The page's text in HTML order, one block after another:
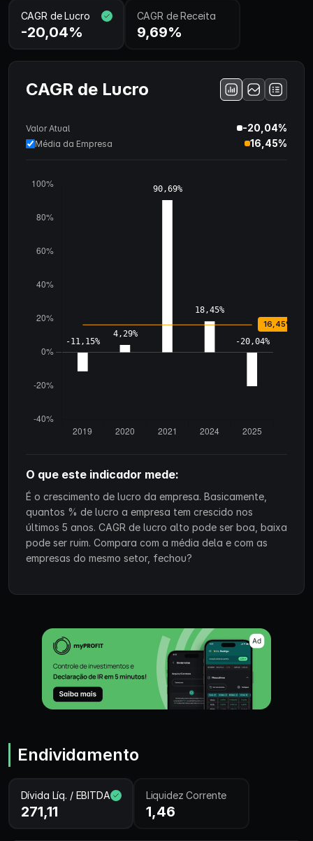
CAGR de Lucro
-20,04%
CAGR de Receita
9,69%
CAGR de Lucro
Valor Atual -20,04%
Média da Empresa 16,45%
O que este indicador mede:
É o crescimento de lucro da empresa. Basicamente,
quantos % de lucro a empresa tem crescido nos
últimos 5 anos. CAGR de lucro alto pode ser boa, baixa
pode ser ruim. Compara com a média dela e com as
empresas do mesmo setor, fechou?
Endividamento
Dívida Líq. / EBITDA
271,11
Liquidez Corrente
1,46